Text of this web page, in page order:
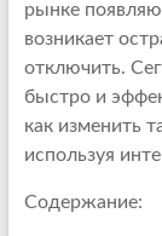
рынке
возникает
отключить.
быстро и
как изменить
используя
Содержание: